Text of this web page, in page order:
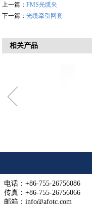
上一篇：FMS光缆夹
下一篇：光缆牵引网套
相关产品
电话：+86-755-26756086
传真：+86-755-26756066
邮箱：info@afotc.com